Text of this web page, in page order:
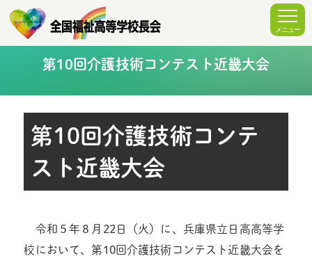
第10回介護技術コンテスト近畿大会
第10回介護技術コンテ
スト近畿大会
令和５年８月22日（火）に、兵庫県立日高高等学
校において、第10回介護技術コンテスト近畿大会を